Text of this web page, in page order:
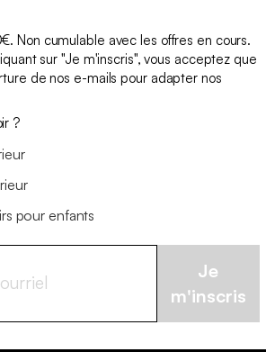
Non cumulable avec les offres en cours.
sur "Je m'inscris", vous acceptez que
de nos e-mails pour adapter nos
?
pour enfants
Je
m'inscris